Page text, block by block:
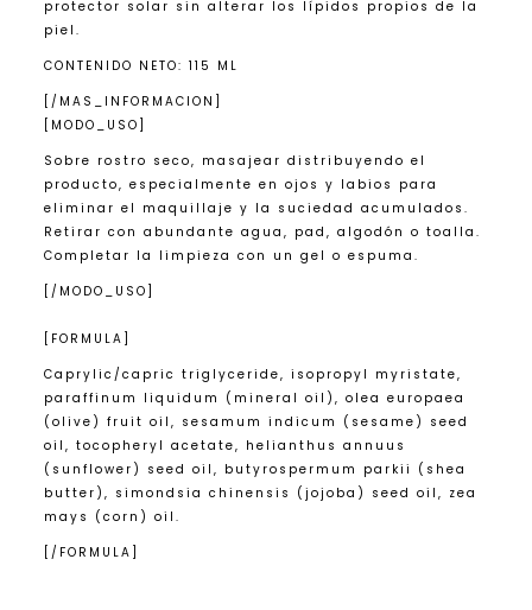
protector solar sin alterar los lípidos propios de la
piel.
CONTENIDO NETO: 115 ML
[/MAS_INFORMACION]
[MODO_USO]
Sobre rostro seco, masajear distribuyendo el
producto, especialmente en ojos y labios para
eliminar el maquillaje y la suciedad acumulados.
Retirar con abundante agua, pad, algodón o toalla.
Completar la limpieza con un gel o espuma.
[/MODO_USO]
[FORMULA]
Caprylic/capric triglyceride, isopropyl myristate,
paraffinum liquidum (mineral oil), olea europaea
(olive) fruit oil, sesamum indicum (sesame) seed
oil, tocopheryl acetate, helianthus annuus
(sunflower) seed oil, butyrospermum parkii (shea
butter), simondsia chinensis (jojoba) seed oil, zea
mays (corn) oil.
[/FORMULA]